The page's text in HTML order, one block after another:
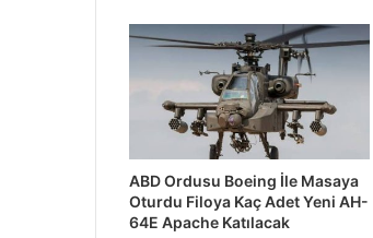
ABD Ordusu Boeing İle Masaya
Oturdu Filoya Kaç Adet Yeni AH-
64E Apache Katılacak